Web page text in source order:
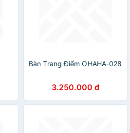
Bàn Trang Điểm OHAHA-028
3.250.000 đ